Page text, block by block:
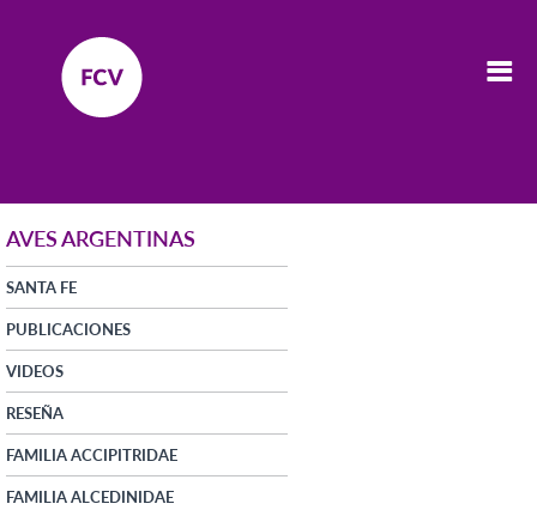
AVES ARGENTINAS
SANTA FE
PUBLICACIONES
VIDEOS
RESEÑA
FAMILIA ACCIPITRIDAE
FAMILIA ALCEDINIDAE